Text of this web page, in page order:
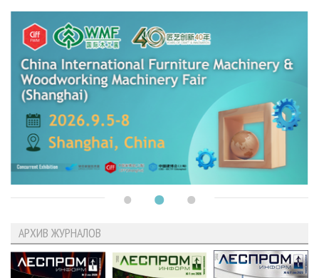
АРХИВ ЖУРНАЛОВ